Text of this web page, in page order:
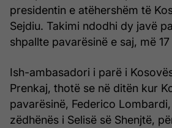
presidentin e atëhershëm të
Sejdiu. Takimi ndodhi dy javë
shpallte pavarësinë e saj, më
Ish-ambasadori i parë i
Prenkaj, thotë se në ditën kur
pavarësinë, Federico
zëdhënës i Selisë së Shenjtë,